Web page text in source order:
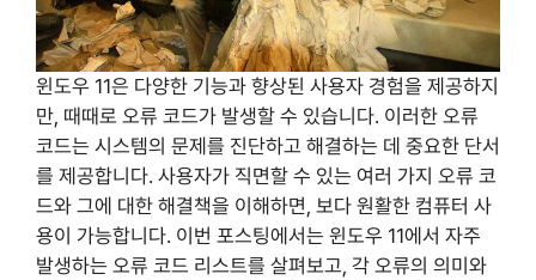
윈도우 11은 다양한 기능과 향상된 사용자 경험을 제공하지
만, 때때로 오류 코드가 발생할 수 있습니다. 이러한 오류
코드는 시스템의 문제를 진단하고 해결하는 데 중요한 단서
를 제공합니다. 사용자가 직면할 수 있는 여러 가지 오류 코
드와 그에 대한 해결책을 이해하면, 보다 원활한 컴퓨터 사
용이 가능합니다. 이번 포스팅에서는 윈도우 11에서 자주
발생하는 오류 코드 리스트를 살펴보고, 각 오류의 의미와